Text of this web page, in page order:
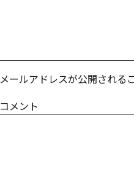
メールアドレスが公開される
コメント